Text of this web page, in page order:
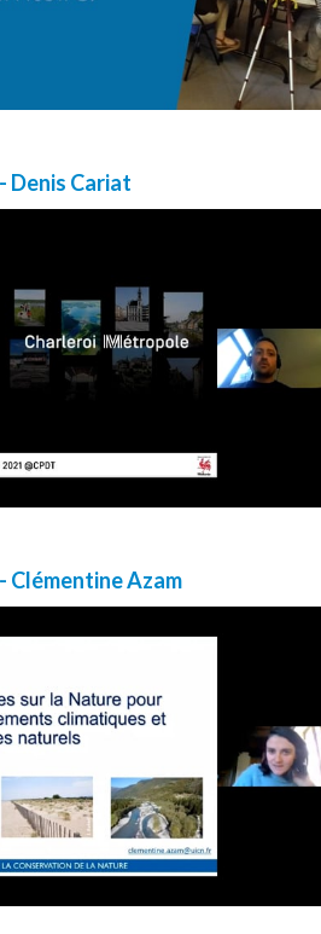
Denis Cariat
Clémentine Azam